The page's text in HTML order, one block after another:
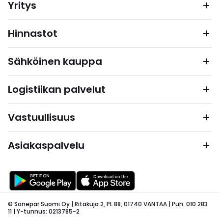
Yritys
Hinnastot
Sähköinen kauppa
Logistiikan palvelut
Vastuullisuus
Asiakaspalvelu
© Sonepar Suomi Oy | Ritakuja 2, PL 88, 01740 VANTAA | Puh. 010 283
11 | Y-tunnus: 0213785-2